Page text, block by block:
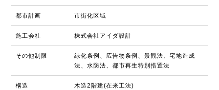
都市計画 市街化区域
施工会社 株式会社アイダ設計
その他制限
緑化条例、広告物条例、景観法、宅地造成
法、水防法、都市再生特別措置法
構造 木造2階建(在来工法)